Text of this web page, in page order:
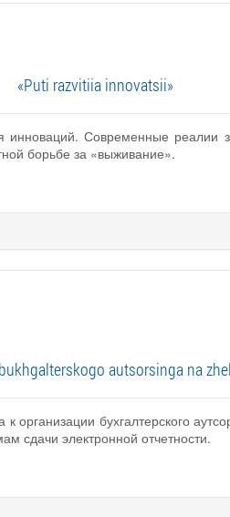
«Puti razvitiia innovatsii»
Современные реалии
борьбе за «выживание».
autsorsinga na
бухгалтерского
сдачи электронной отчетности.